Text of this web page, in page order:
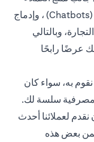
بخدمة فورية مع استخدام روبوتات الدردشة (Chatbots) ، وإدماج
وبالتالي
عرضًا رابحًا
به، سواء كان
مصرفية سلسة لك.
نقدم لعملائنا أحدث
بعض هذه